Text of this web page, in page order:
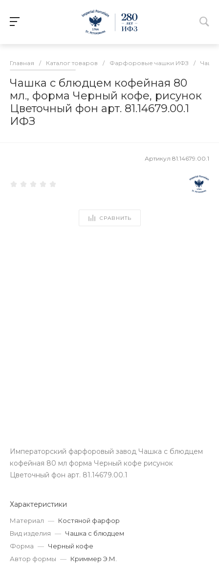
Главная / Каталог товаров / Фарфоровые чашки ИФЗ /
Чашка с блюдцем кофейная 80
мл., форма Черный кофе, рисунок
Цветочный фон арт. 81.14679.00.1
ИФЗ
Артикул 81.14679.00.1
СРАВНИТЬ
Императорский фарфоровый завод Чашка с блюдцем
кофейная 80 мл форма Черный кофе рисунок
Цветочный фон арт. 81.14679.00.1
Характеристики
Материал — Костяной фарфор
Вид изделия — Чашка с блюдцем
Форма — Черный кофе
Автор формы — Криммер Э.М.